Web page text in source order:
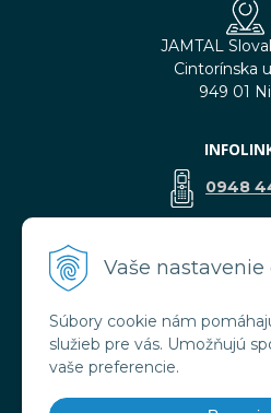
Vaše nastavenie
Súbory cookie nám
služieb pre vás. Umožňujú
vaše preferencie.
JAMTAL
Cintorínska
949 01
0948
VŠETKO O
Obchodné
Doprava a